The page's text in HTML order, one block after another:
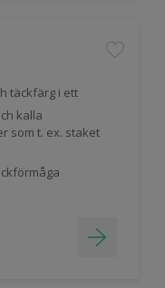
täckfärg i ett
kalla
som t. ex. staket